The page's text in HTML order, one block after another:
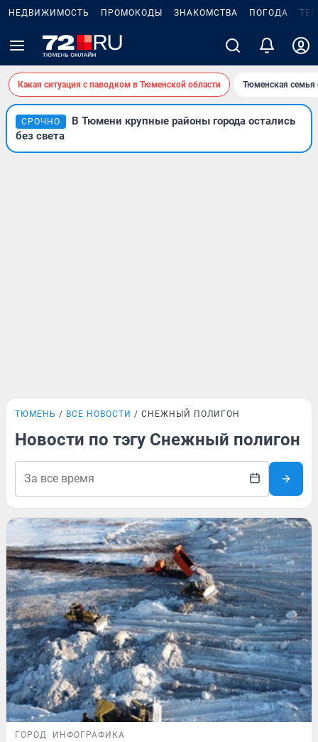
НЕДВИЖИМОСТЬ ПРОМОКОДЫ ЗНАКОМСТВА ПОГОДА
Какая ситуация с паводком в Тюменской области Тюменская семья
СРОЧНО
В Тюмени крупные районы города остались
без света
ТЮМЕНЬ ВСЕ НОВОСТИ СНЕЖНЫЙ ПОЛИГОН
Новости по тэгу Снежный полигон
ГОРОД ИНФОГРАФИКА